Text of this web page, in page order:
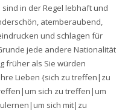
in der Regel lebhaft und
atemberaubend,
und schlagen für
jede andere Nationalität
früher als Sie würden
Lieben {sich zu treffen|zu
sich zu treffen|um
sich mit|zu